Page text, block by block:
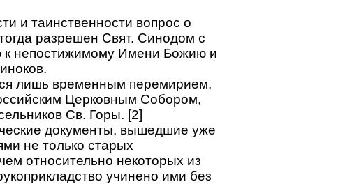
и таинственности вопрос о
разрешен Свят. Синодом с
непостижимому Имени Божию и
лишь временным перемирием,
Церковным Собором,
Св. Горы. [2]
документы, вышедшие уже
не только старых
относительно некоторых из
учинено ими без